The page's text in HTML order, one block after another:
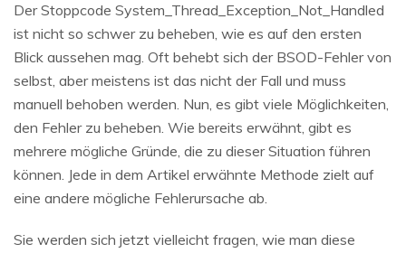
Der Stoppcode System_Thread_Exception_Not_Handled
ist nicht so schwer zu beheben, wie es auf den ersten
Blick aussehen mag. Oft behebt sich der BSOD-Fehler von
selbst, aber meistens ist das nicht der Fall und muss
manuell behoben werden. Nun, es gibt viele Möglichkeiten,
den Fehler zu beheben. Wie bereits erwähnt, gibt es
mehrere mögliche Gründe, die zu dieser Situation führen
können. Jede in dem Artikel erwähnte Methode zielt auf
eine andere mögliche Fehlerursache ab.
Sie werden sich jetzt vielleicht fragen, wie man diese